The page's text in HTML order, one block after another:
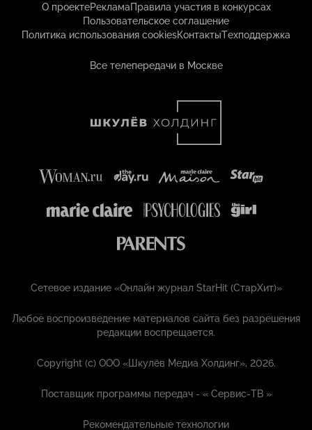
О проектеРекламаПравила участия в конкурсах
Пользовательское соглашение
Политика использования cookiesКонтактыТехподдержка
Все телепередачи в Москве
Сетевое издание «Онлайн журнал StarHit (СтарХит)»
Любое воспроизведение материалов сайта без разрешения
редакции воспрещается.
Copyright (с) ООО «Шкулёв Медиа Холдинг», 2026.
Поставщик программы передач - «Сервис-ТВ »
Рекомендательные технологии